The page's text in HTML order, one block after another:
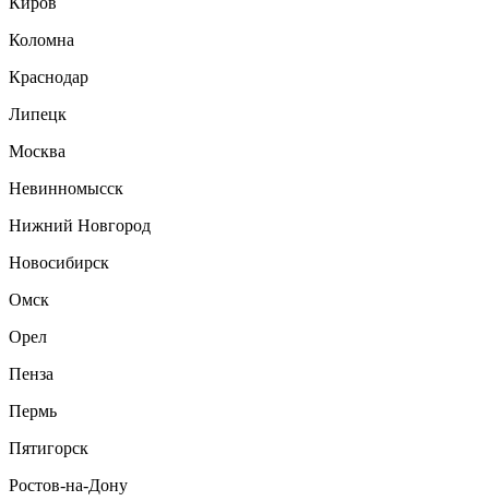
Коломна
Краснодар
Липецк
Москва
Невинномысск
Нижний Новгород
Новосибирск
Омск
Орел
Пенза
Пермь
Пятигорск
Ростов-на-Дону